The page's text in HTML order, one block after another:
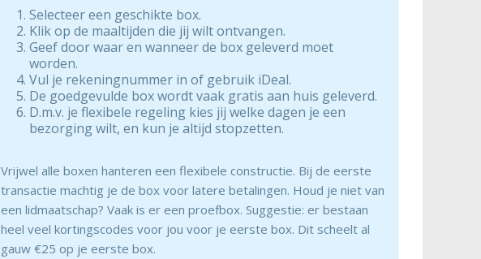
Selecteer een geschikte box.
Klik op de maaltijden die jij wilt ontvangen.
Geef door waar en wanneer de box geleverd moet
worden.
Vul je rekeningnummer in of gebruik iDeal.
De goedgevulde box wordt vaak gratis aan huis geleverd.
D.m.v. je flexibele regeling kies jij welke dagen je een
bezorging wilt, en kun je altijd stopzetten.
Vrijwel alle boxen hanteren een flexibele constructie. Bij de eerste
transactie machtig je de box voor latere betalingen. Houd je niet van
een lidmaatschap? Vaak is er een proefbox. Suggestie: er bestaan
heel veel kortingscodes voor jou voor je eerste box. Dit scheelt al
gauw €25 op je eerste box.